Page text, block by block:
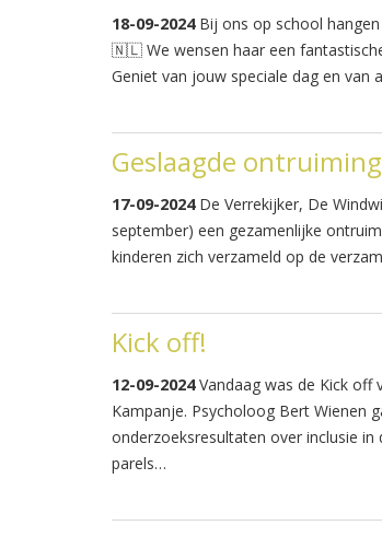
18-09-2024Bij ons op school hangen
🇳🇱 We wensen haar een
Geniet van jouw speciale dag en
Geslaagde
17-09-2024De Verrekijker, De
september) een gezamenlijke
kinderen zich verzameld op de
Kick off!
12-09-2024Vandaag was de Kick off
Kampanje. Psycholoog Bert Wienen
onderzoeksresultaten over inclusie
parels…